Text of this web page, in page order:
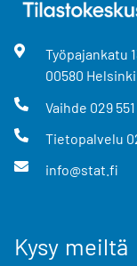
Työpajankatu
00580 Helsinki
Vaihde 029
Tietopalvelu
info@stat.fi
Kysy meiltä